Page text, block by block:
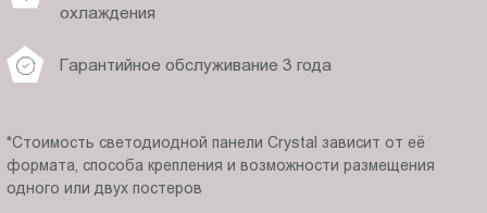
охлаждения
Гарантийное обслуживание 3 года
*Стоимость светодиодной панели Crystal зависит от её
формата, способа крепления и возможности размещения
одного или двух постеров